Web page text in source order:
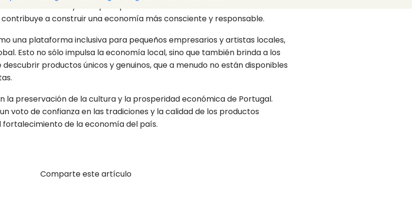
ambiente y el respeto por la naturaleza. Esto no sólo añade valor a
a construir una economía más consciente y responsable.
una plataforma inclusiva para pequeños empresarios y artistas locales,
Esto no sólo impulsa la economía local, sino que también brinda a los
productos únicos y genuinos, que a menudo no están disponibles
la preservación de la cultura y la prosperidad económica de Portugal.
voto de confianza en las tradiciones y la calidad de los productos
de la economía del país.
Comparte este artículo